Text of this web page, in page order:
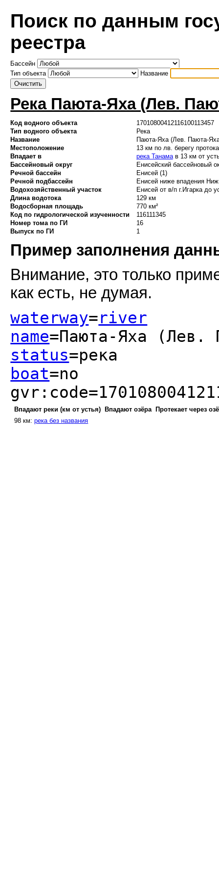
Поиск по данным
реестра
Бассейн
Тип объекта
Название
Река Паюта-Яха (Лев.
Код водного объекта
17010800412116100113457
Тип водного объекта
Река
Название
Паюта-Яха (Лев. Паюта-
Местоположение
13 км по лв. берегу
Впадает в
река Танамав 13 км от
Бассейновый округ
Енисейский бассейновый
Речной бассейн
Енисей (1)
Речной подбассейн
Енисей ниже впадения
Водохозяйственный участок
Енисей от в/п г.Игарка до
Длина водотока
129 км
Водосборная площадь
770 км²
Код по гидрологической изученности
116111345
Номер тома по ГИ
16
Выпуск по ГИ
1
Пример заполнения
Внимание, это только
как есть, не думая.
waterway=river
name=Паюта-Яха (Лев.
status=река
boat=no
Впадают реки (км от устья) Впадают озёра
Протекает через
98 км:река без названия